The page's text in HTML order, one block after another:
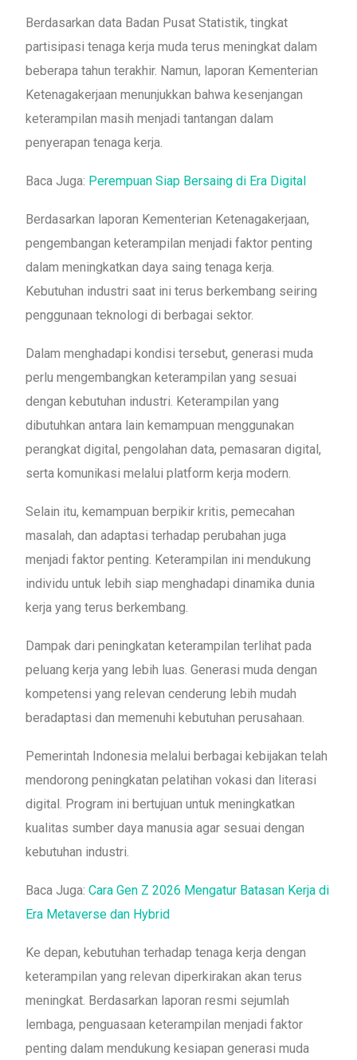
Berdasarkan data Badan Pusat Statistik, tingkat
partisipasi tenaga kerja muda terus meningkat dalam
beberapa tahun terakhir. Namun, laporan Kementerian
Ketenagakerjaan menunjukkan bahwa kesenjangan
keterampilan masih menjadi tantangan dalam
penyerapan tenaga kerja.
Baca Juga: Perempuan Siap Bersaing di Era Digital
Berdasarkan laporan Kementerian Ketenagakerjaan,
pengembangan keterampilan menjadi faktor penting
dalam meningkatkan daya saing tenaga kerja.
Kebutuhan industri saat ini terus berkembang seiring
penggunaan teknologi di berbagai sektor.
Dalam menghadapi kondisi tersebut, generasi muda
perlu mengembangkan keterampilan yang sesuai
dengan kebutuhan industri. Keterampilan yang
dibutuhkan antara lain kemampuan menggunakan
perangkat digital, pengolahan data, pemasaran digital,
serta komunikasi melalui platform kerja modern.
Selain itu, kemampuan berpikir kritis, pemecahan
masalah, dan adaptasi terhadap perubahan juga
menjadi faktor penting. Keterampilan ini mendukung
individu untuk lebih siap menghadapi dinamika dunia
kerja yang terus berkembang.
Dampak dari peningkatan keterampilan terlihat pada
peluang kerja yang lebih luas. Generasi muda dengan
kompetensi yang relevan cenderung lebih mudah
beradaptasi dan memenuhi kebutuhan perusahaan.
Pemerintah Indonesia melalui berbagai kebijakan telah
mendorong peningkatan pelatihan vokasi dan literasi
digital. Program ini bertujuan untuk meningkatkan
kualitas sumber daya manusia agar sesuai dengan
kebutuhan industri.
Baca Juga:Cara Gen Z 2026 Mengatur Batasan Kerja di
Era Metaverse dan Hybrid
Ke depan, kebutuhan terhadap tenaga kerja dengan
keterampilan yang relevan diperkirakan akan terus
meningkat. Berdasarkan laporan resmi sejumlah
lembaga, penguasaan keterampilan menjadi faktor
penting dalam mendukung kesiapan generasi muda